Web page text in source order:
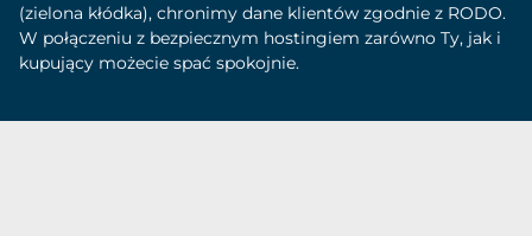
(zielona kłódka), chronimy dane klientów zgodnie z RODO.
W połączeniu z bezpiecznym hostingiem zarówno Ty, jak i
kupujący możecie spać spokojnie.